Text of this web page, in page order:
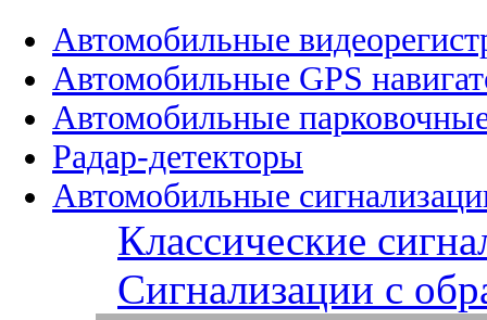
Автомобильные
Автомобильные GPS
Автомобильные
Радар-детекторы
Автомобильные
Классические
Сигнализации с